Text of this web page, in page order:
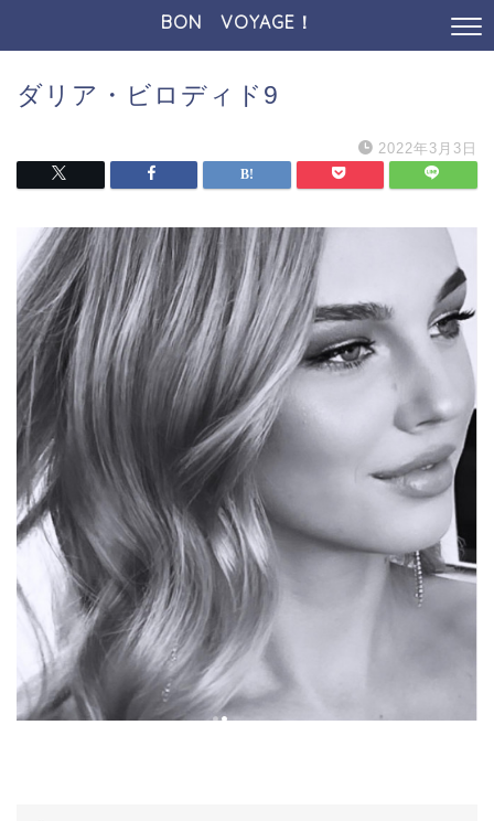
BON VOYAGE！
ダリア・ビロディド9
2022年3月3日